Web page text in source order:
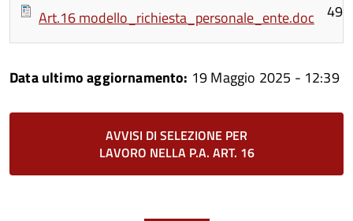
Art.16 modello_richiesta_personale_ente.doc
Data ultimo aggiornamento: 19 Maggio 2025 - 12:39
AVVISI DI SELEZIONE PER
LAVORO NELLA P.A. ART. 16